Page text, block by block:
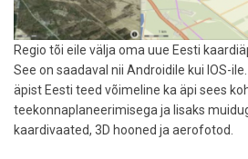
Regio tõi eile välja oma uue Eesti
See on saadaval nii Androidile kui IOS-
äpist Eesti teed võimeline ka äpi sees
teekonnaplaneerimisega ja lisaks
kaardivaated, 3D hooned ja aerofotod.